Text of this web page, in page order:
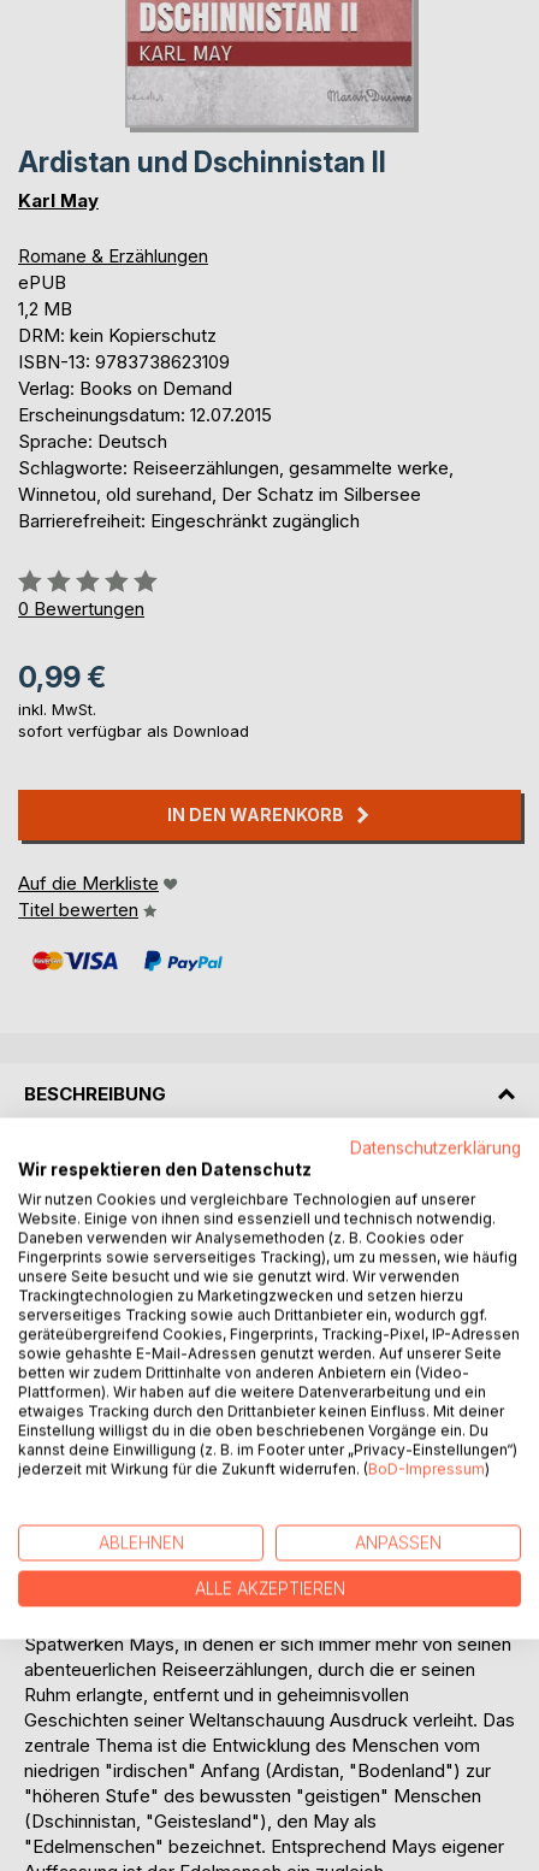
Ardistan und Dschinnistan II
Karl May
Romane & Erzählungen
ePUB
1,2 MB
DRM: kein Kopierschutz
ISBN-13: 9783738623109
Verlag: Books on Demand
Erscheinungsdatum: 12.07.2015
Sprache: Deutsch
Schlagworte: Reiseerzählungen, gesammelte werke,
Winnetou, old surehand, Der Schatz im Silbersee
Barrierefreiheit: Eingeschränkt zugänglich
Bewertung::
0%
0 Bewertungen
0,99 €
inkl. MwSt.
sofort verfügbar als Download
IN DEN WARENKORB
Auf die Merkliste
Titel bewerten
BESCHREIBUNG
"Ardistan und Dschinnistan" ist eine zweiteilige Romanreihe
("Ardistan" und "Der Mir von Dschinnistan") aus dem
Spätwerk des deutschen Schriftstellers Karl May, die auf
dem Stern "Sitara" spielt, welcher der Phantasie des
Autors entspringt. Die Erzählung wurde zunächst von 1907
bis 1909 als Fortsetzung in der katholischen Zeitschrift
"Deutscher Hausschatz" unter dem Titel "Der 'Mir von
Dschinnistan" veröffentlicht. Als Buchausgabe erschien sie
1910 als 31. und 32. Band der "Gesammelten
Reiseerzählungen" im Verlag Friedrich Ernst Fehsenfeld.
Einer Beschreibung des Autors zufolge findet man Sitara,
indem man drei Monate in Richtung Sonne fliegt und dann
bewegt hat, ist der Planet, den man dort findet, kein
anderer als die Erde selbst.
Spätwerken Mays, in denen er sich immer mehr von seinen
abenteuerlichen Reiseerzählungen, durch die er seinen
Ruhm erlangte, entfernt und in geheimnisvollen
Geschichten seiner Weltanschauung Ausdruck verleiht. Das
zentrale Thema ist die Entwicklung des Menschen vom
niedrigen "irdischen" Anfang (Ardistan, "Bodenland") zur
"höheren Stufe" des bewussten "geistigen" Menschen
(Dschinnistan, "Geistesland"), den May als
"Edelmenschen" bezeichnet. Entsprechend Mays eigener
Datenschutzerklärung
Wir respektieren den Datenschutz
Wir nutzen Cookies und vergleichbare Technologien auf unserer
Website. Einige von ihnen sind essenziell und technisch notwendig.
Daneben verwenden wir Analysemethoden (z. B. Cookies oder
Fingerprints sowie serverseitiges Tracking), um zu messen, wie häufig
unsere Seite besucht und wie sie genutzt wird. Wir verwenden
Trackingtechnologien zu Marketingzwecken und setzen hierzu
serverseitiges Tracking sowie auch Drittanbieter ein, wodurch ggf.
geräteübergreifend Cookies, Fingerprints, Tracking-Pixel, IP-Adressen
sowie gehashte E-Mail-Adressen genutzt werden. Auf unserer Seite
betten wir zudem Drittinhalte von anderen Anbietern ein (Video-
Plattformen). Wir haben auf die weitere Datenverarbeitung und ein
etwaiges Tracking durch den Drittanbieter keinen Einfluss. Mit deiner
Einstellung willigst du in die oben beschriebenen Vorgänge ein. Du
kannst deine Einwilligung (z. B. im Footer unter „Privacy-Einstellungen“)
jederzeit mit Wirkung für die Zukunft widerrufen. (BoD-Impressum)
ABLEHNEN ANPASSEN
ALLE AKZEPTIEREN